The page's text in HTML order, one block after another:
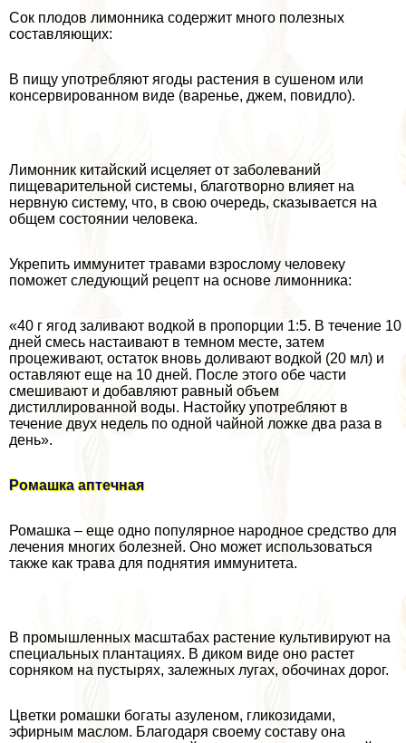
Сок плодов лимонника содержит много полезных
составляющих:
В пищу употрeбляют ягоды растения в сушеном или
консервированном виде (варенье, джем, повидло).
Лимонник китайский исцеляет от заболеваний
пищеварительной системы, благотворно влияет на
нервную систему, что, в свою очередь, сказывается на
общем состоянии человека.
Укрепить иммунитет травами взрослому человеку
поможет следующий рецепт на основе лимонника:
«40 г ягод заливают водкой в пропорции 1:5. В течение 10
дней смесь настаивают в темном месте, затем
процеживают, остаток вновь доливают водкой (20 мл) и
оставляют еще на 10 дней. После этого обе части
смешивают и добавляют равный объем
дистиллированной воды. Настойку употрeбляют в
течение двух недель по одной чайной ложке два раза в
день».
Ромашка аптечная
Ромашка – еще одно популярное народное средство для
лечения многих болезней. Оно может использоваться
также как трава для поднятия иммунитета.
В промышленных масштабах растение культивируют на
специальных плантациях. В диком виде оно растет
сорняком на пустырях, залежных лугах, обочинах дорог.
Цветки ромашки богаты азуленом, гликозидами,
эфирным маслом. Благодаря своему составу она